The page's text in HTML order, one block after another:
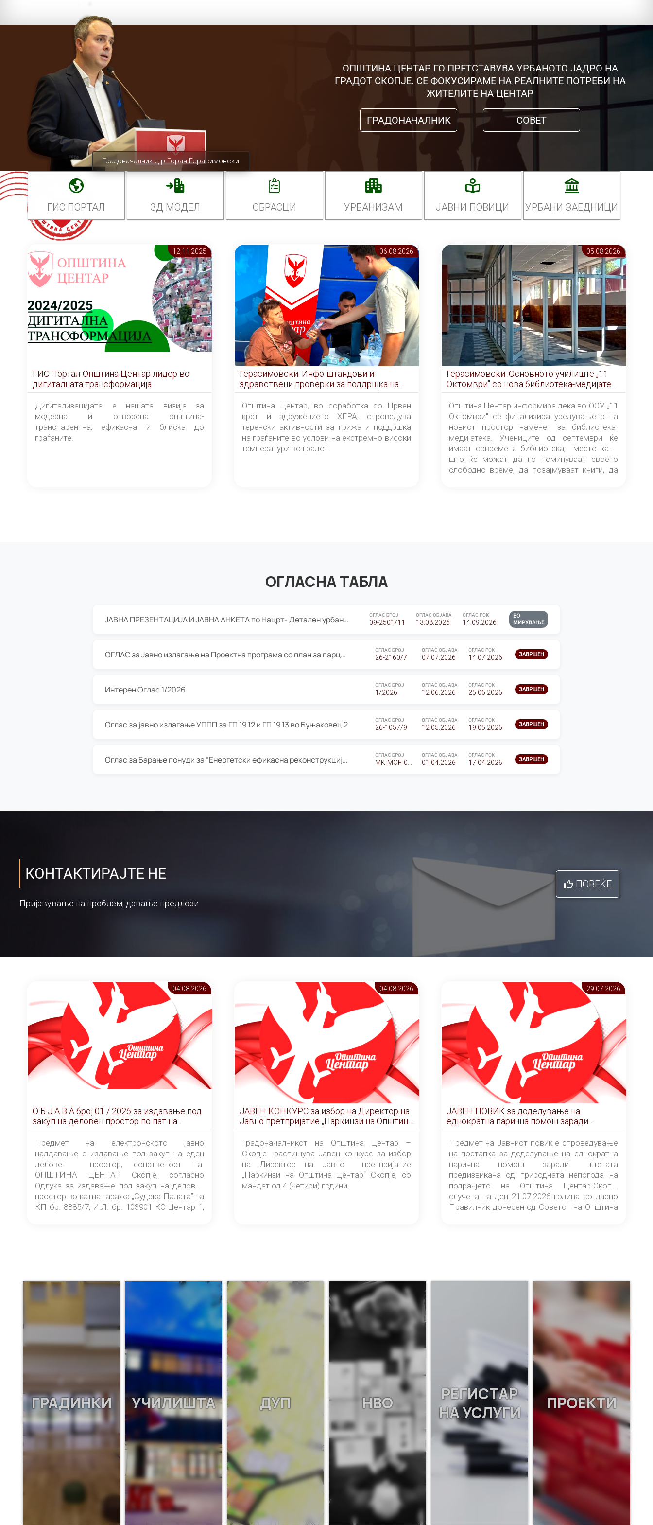
Градоначалник д-р Горан Герасимовски
ОПШТИНА ЦЕНТАР ГО ПРЕТСТАВУВА УРБАНОТО ЈАДРО НА
ГРАДОТ СКОПЈЕ. СЕ ФОКУСИРАМЕ НА РЕАЛНИТЕ ПОТРЕБИ НА
ЖИТЕЛИТЕ НА ЦЕНТАР
ГРАДОНАЧАЛНИК СОВЕТ
ГИС ПОРТАЛ 3Д МОДЕЛ ОБРАСЦИ УРБАНИЗАМ ЈАВНИ ПОВИЦИ УРБАНИ ЗАЕДНИЦИ
12.11 2025
ГИС Портал-Општина Центар лидер во
дигиталната трансформација
Дигитализацијата е нашата визија за
модерна и отворена општина-
транспарентна, ефикасна и блиска до
граѓаните.
06.08 2026
Герасимовски: Инфо-штандови и
здравствени проверки за поддршка на
граѓаните во услови на топлотен бран
Општина Центар, во соработка со Црвен
крст и здружението ХЕРА, спроведува
теренски активности за грижа и поддршка
на граѓаните во услови на екстремно високи
температури во градот.
05.08 2026
Герасимовски: Основното училиште „11
Октомври" со нова библиотека-медијатека
од септември
Општина Центар информира дека во ООУ „11
Октомври" се финализира уредувањето на
новиот простор наменет за библиотека-
медијатека. Учениците од септември ќе
имаат современа библиотека, место каде
што ќе можат да го поминуваат своето
слободно време, да позајмуваат книги, да
ОГЛАСНА ТАБЛА
ЈАВНА ПРЕЗЕНТАЦИЈА И ЈАВНА АНКЕТА по Нацрт- Детален урбанистички план Градска четврт Ј 05- Барутана, Општина Центар- Скопје, плански период 2025-2030 ОГЛАС БРОЈ
09-2501/11
ОГЛАС ОБЈАВА
13.08.2026
ОГЛАС РОК
14.09.2026
ВО
МИРУВАЊЕ
ОГЛАС за Јавно излагање на Проектна програма со план за парцелација за Урбанистички проект со план за парцелација за спојување на ГП 20.12 и ГП 20.37 од Изменување и дополнување на Детален урбанистички план Буњаковец 2, Општина Центар – Скопје ОГЛАС БРОЈ
26-2160/7
ОГЛАС ОБЈАВА
07.07.2026
ОГЛАС РОК
14.07.2026 ЗАВРШЕН
Интерен Оглас 1/2026 ОГЛАС БРОЈ
1/2026
ОГЛАС ОБЈАВА
12.06.2026
ОГЛАС РОК
25.06.2026 ЗАВРШЕН
Оглас за јавно излагање УППП за ГП 19.12 и ГП 19.13 во Буњаковец 2 ОГЛАС БРОЈ
26-1057/9
ОГЛАС ОБЈАВА
12.05.2026
ОГЛАС РОК
19.05.2026 ЗАВРШЕН
Оглас за Барање понуди за “Енергетски ефикасна реконструкција на објектот ООУ „Св. Кирил и Методиј" ОГЛАС БРОЈ ОГЛАС ОБЈАВА
01.04.2026
ОГЛАС РОК
17.04.2026 ЗАВРШЕН
КОНТАКТИРАЈТЕ НЕ
Пријавување на проблем, давање предлози
ПОВЕЌЕ
04.08 2026
О Б Ј А В А брoj 01 / 2026 за издавање под
закуп на деловен простор по пат на
ЕЛЕКТРОНСКО ЈАВНО НАДДАВАЊЕ
Предмет на електронското јавно
наддавање е издавање под закуп на еден
деловен простор, сопственост на
ОПШТИНА ЦЕНТАР Скопје, согласно
Одлука за издавање под закуп на деловен
простор во катна гаража „Судска Палата” на
КП бр. 8885/7, И.Л. бр. 103901 КО Центар 1,
понудувач.
04.08 2026
ЈАВЕН КОНКУРС за избор на Директор на
Јавно претпријатие „Паркинзи на Општина
Центар“ – Скопје
Градоначалникот на Општина Центар –
Скопје распишува Јавен конкурс за избор
на Директор на Јавно претпријатие
„Паркинзи на Општина Центар“ Скопје, со
мандат од 4 (четири) години.
29.07 2026
ЈАВЕН ПОВИК за доделување на
еднократна парична помош заради
штетата предизвикана од природната
непогода на подрачјето на Општина
Центар-Скопје случена на ден 21.07.2026
година
Предмет на Јавниот повик е спроведување
на постапка за доделување на еднократна
парична помош заради штетата
предизвикана од природната непогода на
подрачјето на Општина Центар-Скопје
случена на ден 21.07.2026 година согласно
Правилник донесен од Советот на Општина
ГРАДИНКИ УЧИЛИШТА ДУП НВО
РЕГИСТАР
НА УСЛУГИ
ПРОЕКТИ